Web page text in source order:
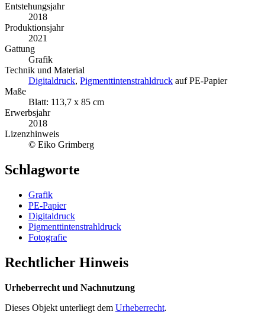
Entstehungsjahr
2018
Produktionsjahr
2021
Gattung
Grafik
Technik und Material
Digitaldruck, Pigmenttintenstrahldruck auf PE-Papier
Maße
Blatt: 113,7 x 85 cm
Erwerbsjahr
2018
Lizenzhinweis
© Eiko Grimberg
Schlagworte
Grafik
PE-Papier
Digitaldruck
Pigmenttintenstrahldruck
Fotografie
Rechtlicher Hinweis
Urheberrecht und Nachnutzung
Dieses Objekt unterliegt dem Urheberrecht.